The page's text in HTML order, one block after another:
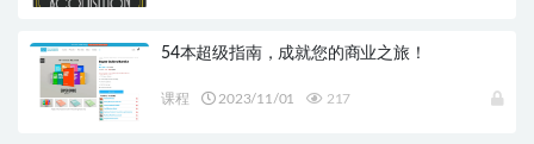
54本超级指南，成就您的商业之旅！
课程 2023/11/01 217